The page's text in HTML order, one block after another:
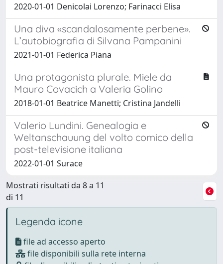
2020-01-01 Denicolai Lorenzo; Farinacci Elisa
Una diva «scandalosamente perbene».
L’autobiografia di Silvana Pampanini
2021-01-01 Federica Piana
Una protagonista plurale. Miele da
Mauro Covacich a Valeria Golino
2018-01-01 Beatrice Manetti; Cristina Jandelli
Valerio Lundini. Genealogia e
Weltanschauung del volto comico della
post-televisione italiana
2022-01-01 Surace
Mostrati risultati da 8 a 11
di 11
Legenda icone
file ad accesso aperto
file disponibili sulla rete interna